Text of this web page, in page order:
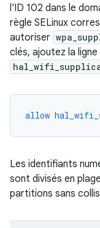
l'ID 102 dans le
règle SELinux
autoriser
clés, ajoutez la
allow
Les identifiants
sont divisés en
partitions sans